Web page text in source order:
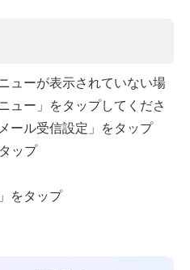
ューが表示されていない場
ュー」をタップしてくださ
ール受信設定」をタップ
ップ
をタップ